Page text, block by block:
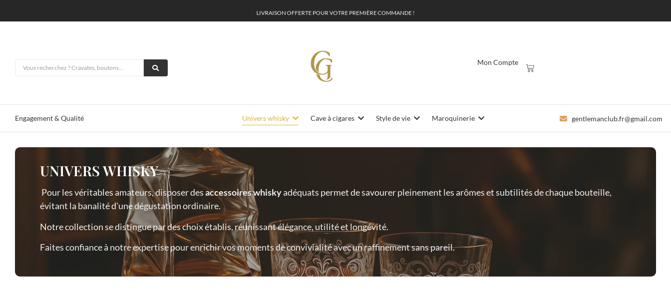
VRAISONOFFERTEPOUR V TRE PREMIÈRECOMMANDE
Mon Compte
Engagement & Qualité Univers whisky Cave à cigares Style de vie Maroquinerie gentlemanclub.fr@gmail.com
UNIVERS WHISKY
Pour les véritables amateurs, disposer desaccessoires whiskyadéquats permet de savourer pleinement les arômes et subtilités de chaque bouteille,
évitant la banalité d'une dégustation ordinaire.
Notre collection se distingue par des choix établis, réunissant élégance, utilité et longévité.
Faites confiance à notre expertise pour enrichir vos moments de convivialité avec un raffinement sans pareil.